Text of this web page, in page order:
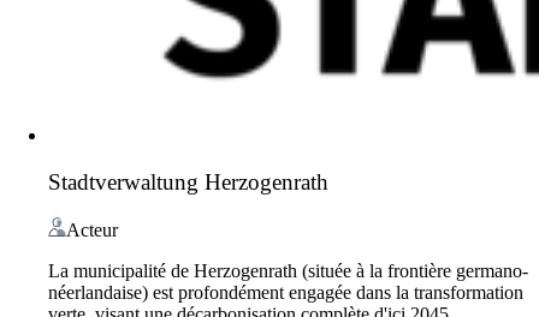
Stadtverwaltung Herzogenrath
Acteur
La municipalité de Herzogenrath (située à la frontière germano-
néerlandaise) est profondément engagée dans la transformation